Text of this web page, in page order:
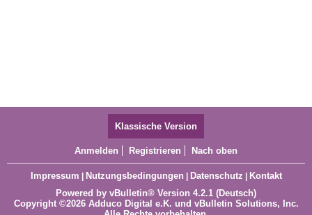
Klassische Version
Anmelden Registrieren Nach oben
Impressum Nutzungsbedingungen Datenschutz
Kontakt
Powered by vBulletin® Version 4.2.1 (Deutsch)
Copyright ©2026 Adduco Digital e.K. und vBulletin Solutions, Inc.